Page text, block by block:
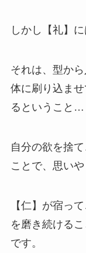
しかし【礼】
それは、型か
体に刷り込ま
るということ…
自分の欲を捨
ことで、思い
【仁】が宿っ
を磨き続ける
です。